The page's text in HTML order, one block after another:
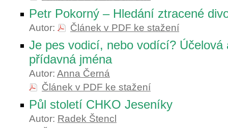
Petr Pokorný – Hledání ztracené
Autor: Článek v PDF ke stažení
Je pes vodicí, nebo vodící? Účelová
přídavná jména
Autor: Anna Černá
Článek v PDF ke stažení
Půl století CHKO Jeseníky
Autor: Radek Štencl